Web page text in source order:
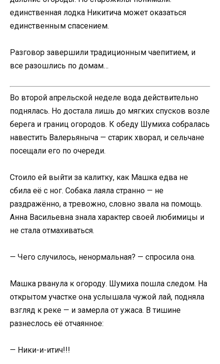
единственная лодка Никитича может оказаться
единственным спасением.
Разговор завершили традиционным чаепитием, и
все разошлись по домам…
Во второй апрельской неделе вода действительно
поднялась. Но достала лишь до мягких спусков возле
берега и границ огородов. К обеду Шумиха собралась
навестить Валерьяныча — старик хворал, и сельчане
посещали его по очереди.
Стоило ей выйти за калитку, как Машка едва не
сбила её с ног. Собака лаяла странно — не
раздражённо, а тревожно, словно звала на помощь.
Анна Васильевна знала характер своей любимицы и
не стала отмахиваться.
— Чего случилось, ненормальная? — спросила она.
Машка рванула к огороду. Шумиха пошла следом. На
открытом участке она услышала чужой лай, подняла
взгляд к реке — и замерла от ужаса. В тишине
разнеслось её отчаянное:
— Ники-и-итич!!!